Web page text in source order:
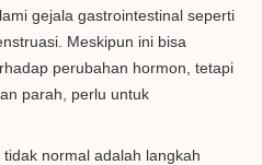
gejala gastrointestinal seperti
Meskipun ini bisa
perubahan hormon, tetapi
parah, perlu untuk
normal adalah langkah